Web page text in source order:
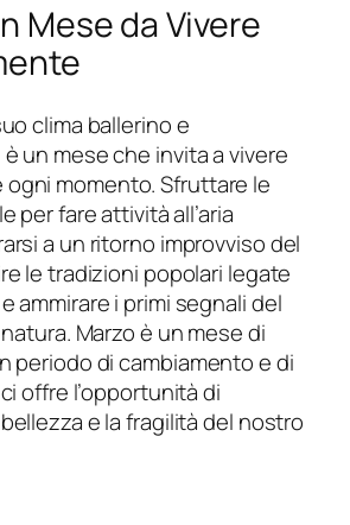
Mese da Vivere
clima ballerino e
un mese che invita a vivere
momento. Sfruttare le
per fare attività all’aria
a un ritorno improvviso del
le tradizioni popolari legate
ammirare i primi segnali del
Marzo è un mese di
periodo di cambiamento e di
offre l’opportunità di
e la fragilità del nostro